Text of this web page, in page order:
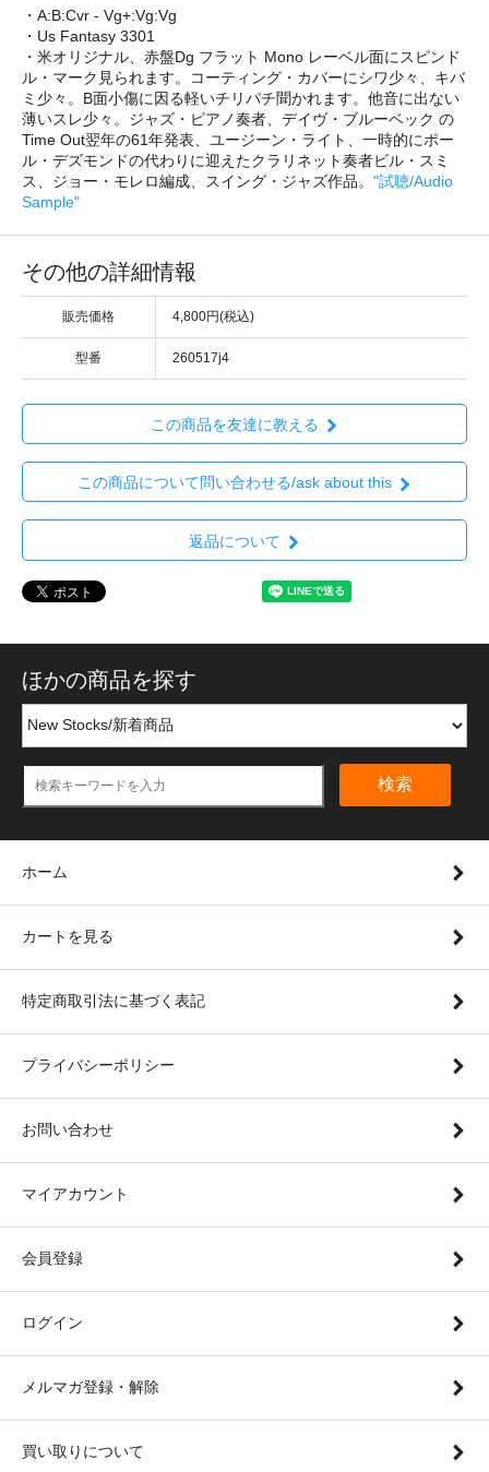
・A:B:Cvr - Vg+:Vg:Vg
・Us Fantasy 3301
・米オリジナル、赤盤Dg フラット Mono レーベル面にスピンド
ル・マーク見られます。コーティング・カバーにシワ少々、キバ
ミ少々。B面小傷に因る軽いチリパチ聞かれます。他音に出ない
薄いスレ少々。ジャズ・ピアノ奏者、デイヴ・ブルーベック の
Time Out翌年の61年発表、ユージーン・ライト、一時的にポー
ル・デズモンドの代わりに迎えたクラリネット奏者ビル・スミ
ス、ジョー・モレロ編成、スイング・ジャズ作品。 "試聴/Audio
Sample"
その他の詳細情報
販売価格 4,800円(税込)
型番 260517j4
この商品を友達に教える
この商品について問い合わせる/ask about this
返品について
ほかの商品を探す
検索
ホーム
カートを見る
特定商取引法に基づく表記
プライバシーポリシー
お問い合わせ
マイアカウント
会員登録
ログイン
メルマガ登録・解除
買い取りについて